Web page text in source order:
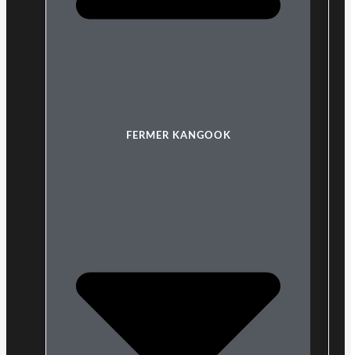
FERMER KANGOOK